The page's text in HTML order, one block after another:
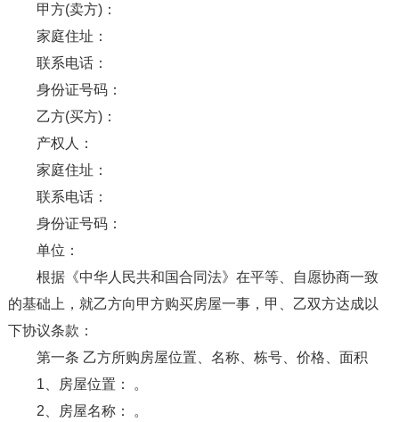
甲方(卖方)：
家庭住址：
联系电话：
身份证号码：
乙方(买方)：
产权人：
家庭住址：
联系电话：
身份证号码：
单位：
根据《中华人民共和国合同法》在平等、自愿协商一致
的基础上，就乙方向甲方购买房屋一事，甲、乙双方达成以
下协议条款：
第一条 乙方所购房屋位置、名称、栋号、价格、面积
1、房屋位置： 。
2、房屋名称： 。